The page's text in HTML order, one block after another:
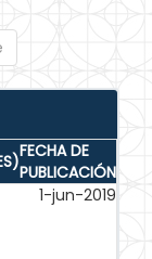
FECHA DE
PUBLICACIÓN
1-jun-2019